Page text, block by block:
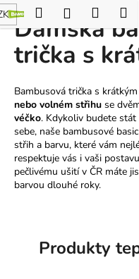
Přejít
obsah
HledatPřihlášení
košík
Dámská
trička s
Bambusová trička s
nebo volném střihu se
véčko. Kdykoliv budete stát
sebe, naše bambusové
střih a barvu, které vám
respektuje vás i vaši
pečlivému ušití v ČR máte
barvou dlouhé roky.
Produkty
K
o
Zpět
Zpět
o
p
o
t
ř
e